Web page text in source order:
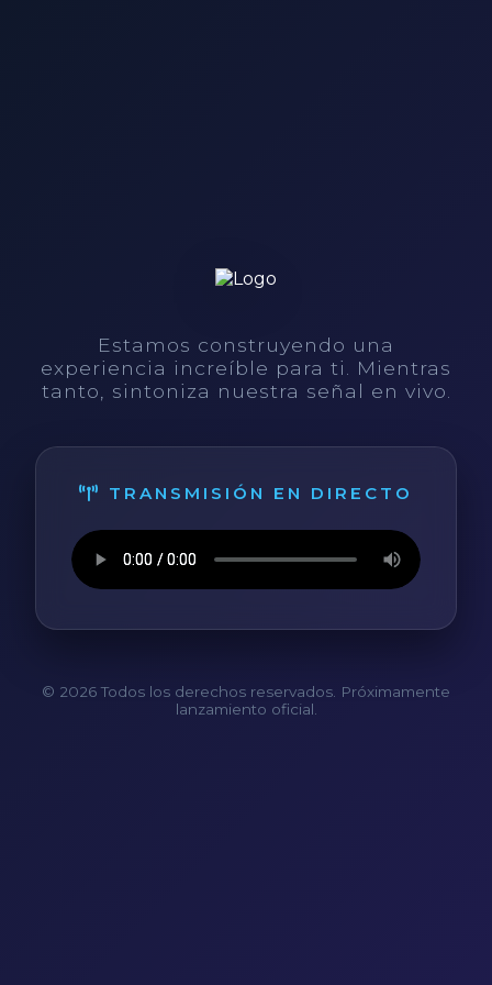
Estamos construyendo una
experiencia increíble para ti. Mientras
tanto, sintoniza nuestra señal en vivo.
TRANSMISIÓN EN DIRECTO
© 2026 Todos los derechos reservados. Próximamente
lanzamiento oficial.